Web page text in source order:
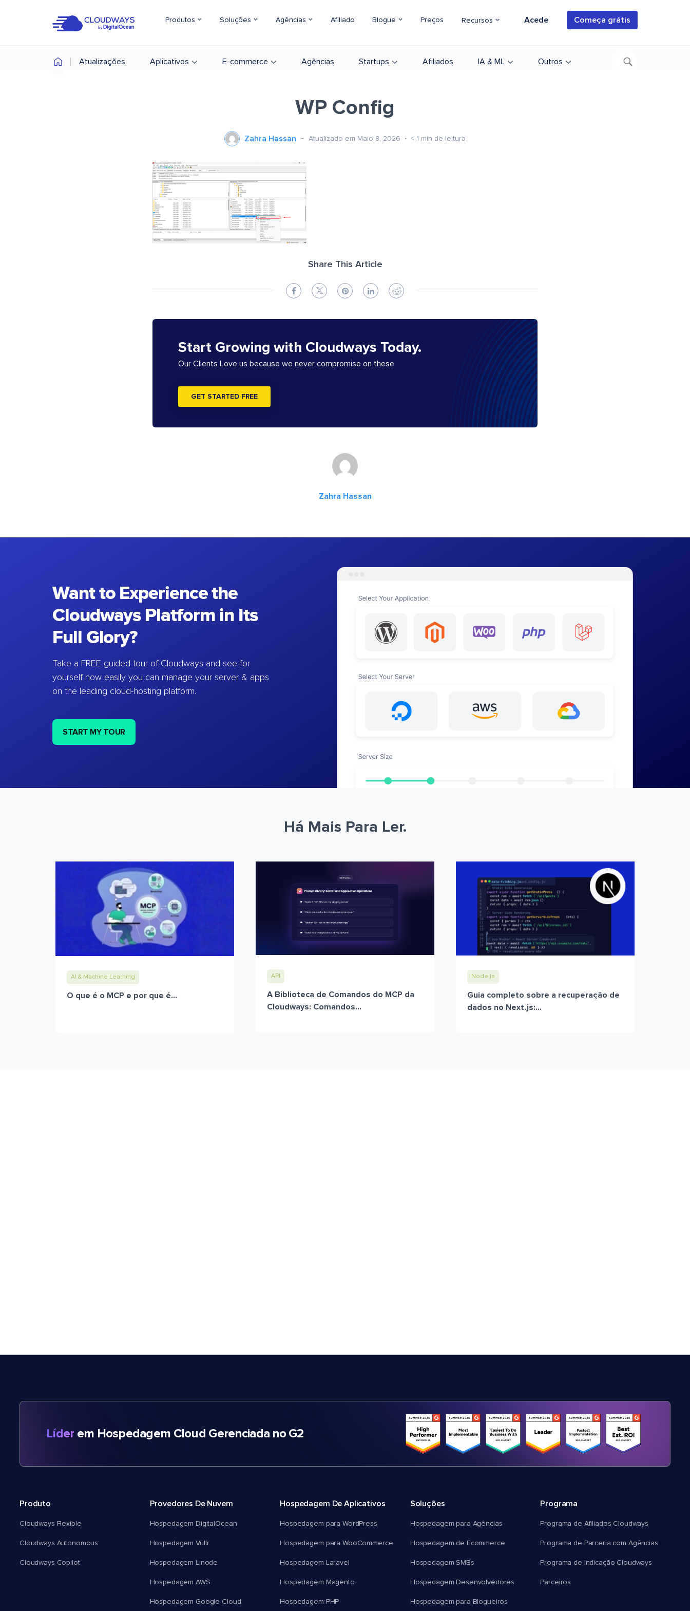
Produtos Soluções Agências Afiliado Blogue Preços Recursos Acede Começa grátis
Atualizações Aplicativos E-commerce Agências Startups Afiliados IA & ML Outros
WP Config
Zahra Hassan Atualizado em Maio 8, 2026 < 1 min de leitura
Share This Article
Start Growing with Cloudways Today.
Our Clients Love us because we never compromise on these
GET STARTED FREE
Zahra Hassan
Want to Experience the
Cloudways Platform in Its
Full Glory?
Take a FREE guided tour of Cloudways and see for
yourself how easily you can manage your server & apps
on the leading cloud-hosting platform.
START MY TOUR
Há Mais Para Ler.
AI & Machine Learning
O que é o MCP e por que é...
API
A Biblioteca de Comandos do MCP da
Cloudways: Comandos...
Node.js
Guia completo sobre a recuperação de
dados no Next.js:...
Líder em Hospedagem Cloud Gerenciada no G2
Produto
Cloudways Flexible
Cloudways Autonomous
Cloudways Copilot
Provedores De Nuvem
Hospedagem DigitalOcean
Hospedagem Vultr
Hospedagem Linode
Hospedagem AWS
Hospedagem Google Cloud
Hospedagem De Aplicativos
Hospedagem para WordPress
Hospedagem para WooCommerce
Hospedagem Laravel
Hospedagem Magento
Hospedagem PHP
Soluções
Hospedagem para Agências
Hospedagem de Ecommerce
Hospedagem SMBs
Hospedagem Desenvolvedores
Hospedagem para Blogueiros
Programa
Programa de Afiliados Cloudways
Programa de Parceria com Agências
Programa de Indicação Cloudways
Parceiros